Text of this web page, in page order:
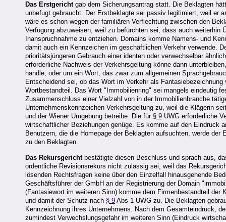
Das Erstgerichtgab dem Sicherungsantrag statt. Die Beklagten
unbefugt gebraucht. Der Erstbeklagte sei passiv legitimiert, weil er
wäre es schon wegen der familiären Verflechtung zwischen den
Verfügung abzuweisen, weil zu befürchten sei, dass auch weiterhin
Inanspruchnahme zu entziehen. Domains komme Namens- und
damit auch ein Kennzeichen im geschäftlichen Verkehr verwende.
prioritätsjüngeren Gebrauch einer identen oder verwechselbar
erforderliche Nachweis der Verkehrsgeltung könne dann
handle, oder um ein Wort, das zwar zum allgemeinen
Entscheidend sei, ob das Wort im Verkehr als
Wortbestandteil. Das Wort "Immobilienring" sei mangels eindeutig
Zusammenschluss einer Vielzahl von in der Immobilienbranche
Unternehmenskennzeichen Verkehrsgeltung zu, weil die Klägerin
und der Wiener Umgebung betreibe. Die für § 9 UWG erforderliche
wirtschaftlicher Beziehungen genüge. Es komme auf den Eindruck
Benutzern, die die Homepage der Beklagten aufsuchten, werde
zu den Beklagten.
Das Rekursgericht bestätigte diesen Beschluss und sprach aus,
ordentliche Revisionsrekurs nicht zulässig sei, weil das
lösenden Rechtsfragen keine über den Einzelfall hinausgehende
Geschäftsführer der GmbH an der Registrierung der Domain
(Fantasiewort im weiteren Sinn) komme dem Firmenbestandteil
und damit der Schutz nach § 9 Abs 1 UWG zu. Die Beklagten
Kennzeichnung ihres Unternehmens. Nach dem Gesamteindruck,
zumindest Verwechslungsgefahr im weiteren Sinn (Eindruck